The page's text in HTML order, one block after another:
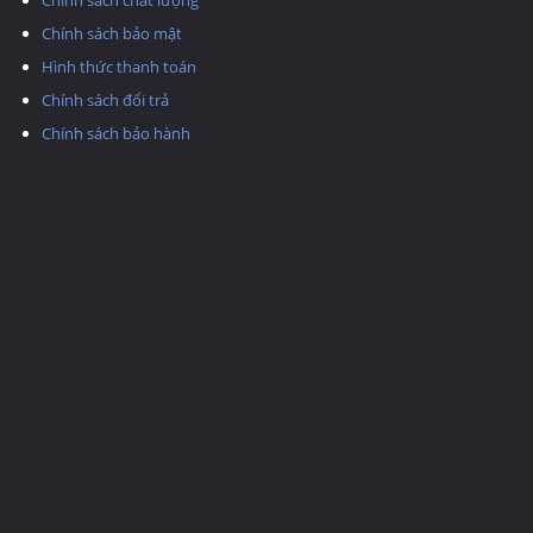
Chính sách bảo mật
Hình thức thanh toán
Chính sách đổi trả
Chính sách bảo hành